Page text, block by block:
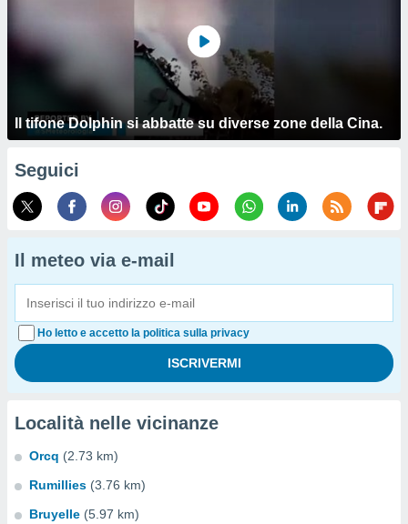
Il tifone Dolphin si abbatte su diverse zone della Cina.
Seguici
Il meteo via e-mail
Ho letto e accetto la politica sulla privacy
Località nelle vicinanze
Orcq (2.73 km)
Rumillies (3.76 km)
Bruyelle (5.97 km)